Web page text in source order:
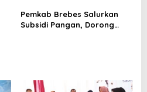
Pemkab Brebes Salurkan
Subsidi Pangan, Dorong